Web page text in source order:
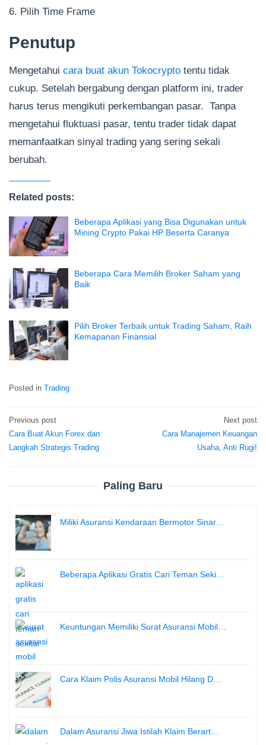
6. Pilih Time Frame
Penutup
Mengetahui cara buat akun Tokocrypto tentu tidak
cukup. Setelah bergabung dengan platform ini, trader
harus terus mengikuti perkembangan pasar. Tanpa
mengetahui fluktuasi pasar, tentu trader tidak dapat
memanfaatkan sinyal trading yang sering sekali
berubah.
Related posts:
Beberapa Aplikasi yang Bisa Digunakan untuk
Mining Crypto Pakai HP Beserta Caranya
Beberapa Cara Memilih Broker Saham yang
Baik
Pilih Broker Terbaik untuk Trading Saham, Raih
Kemapanan Finansial
Posted in Trading
Post
navigation
Previous post
Cara Buat Akun Forex dan
Langkah Strategis Trading
Next post
Cara Manajemen Keuangan
Usaha, Anti Rugi!
Paling Baru
Miliki Asuransi Kendaraan Bermotor Sinar…
Beberapa Aplikasi Gratis Cari Teman Seki…
Keuntungan Memiliki Surat Asuransi Mobil…
Cara Klaim Polis Asuransi Mobil Hilang D…
Dalam Asuransi Jiwa Istilah Klaim Berart…